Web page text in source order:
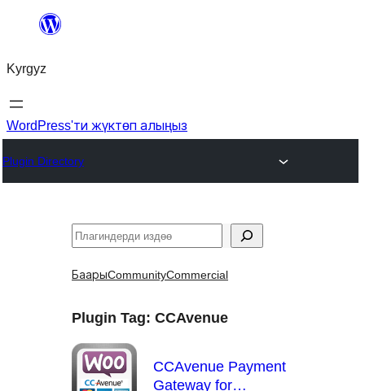
Мазмунга
Kyrgyz
WordPress'ти жүктөп алыңыз
Plugin Directory
Издөө
БаарыCommunityCommercial
Plugin Tag: CCAvenue
CCAvenue Payment
Gateway for